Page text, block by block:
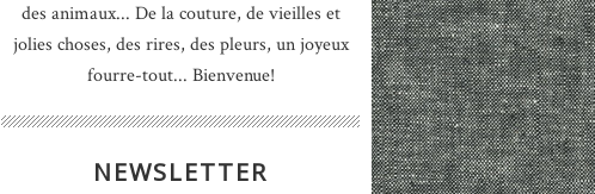
des animaux... De la couture, de vieilles et
jolies choses, des rires, des pleurs, un joyeux
fourre-tout... Bienvenue!
NEWSLETTER